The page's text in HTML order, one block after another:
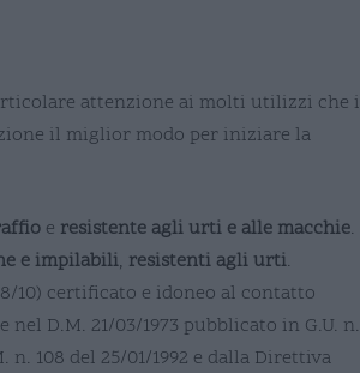
attenzione ai molti utilizzi che i
il miglior modo per iniziare la
e resistente agli urti e alle macchie.
e impilabili, resistenti agli urti.
10) certificato e idoneo al contatto
D.M. 21/03/1973 pubblicato in G.U. n.
108 del 25/01/1992 e dalla Direttiva